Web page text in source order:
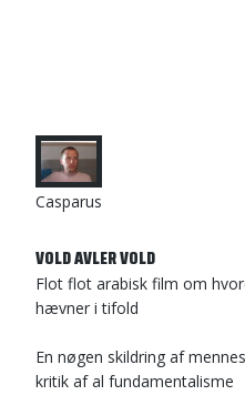
Casparus
VOLD AVLER VOLD
Flot flot arabisk film om
hævner i tifold
En nøgen skildring af
kritik af al fundamentalisme